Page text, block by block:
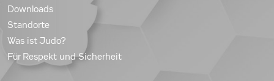
Downloads
Standorte
Was ist Judo?
Für Respekt und Sicherheit